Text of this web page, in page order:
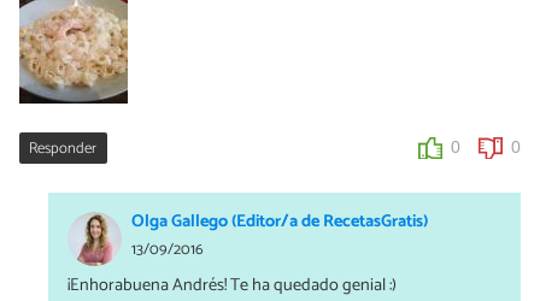
Responder 0 0
Olga Gallego (Editor/a de RecetasGratis)
13/09/2016
¡Enhorabuena Andrés! Te ha quedado genial :)